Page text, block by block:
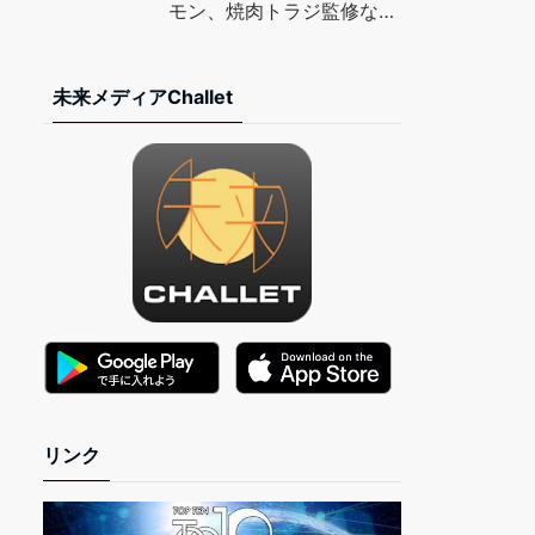
TIMES
モン、焼肉トラジ監修など
未来メディアChallet
リンク